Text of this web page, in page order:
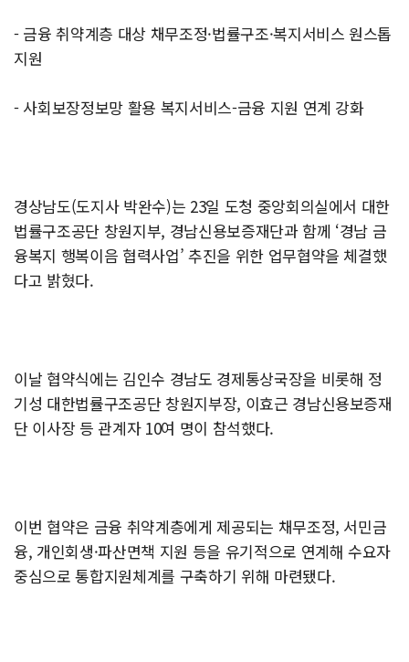
- 금융 취약계층 대상 채무조정·법률구조·복지서비스 원스톱
지원
- 사회보장정보망 활용 복지서비스-금융 지원 연계 강화
경상남도(도지사 박완수)는 23일 도청 중앙회의실에서 대한
법률구조공단 창원지부, 경남신용보증재단과 함께 ‘경남 금
융복지 행복이음 협력사업’ 추진을 위한 업무협약을 체결했
다고 밝혔다.
이날 협약식에는 김인수 경남도 경제통상국장을 비롯해 정
기성 대한법률구조공단 창원지부장, 이효근 경남신용보증재
단 이사장 등 관계자 10여 명이 참석했다.
이번 협약은 금융 취약계층에게 제공되는 채무조정, 서민금
융, 개인회생·파산면책 지원 등을 유기적으로 연계해 수요자
중심으로 통합지원체계를 구축하기 위해 마련됐다.